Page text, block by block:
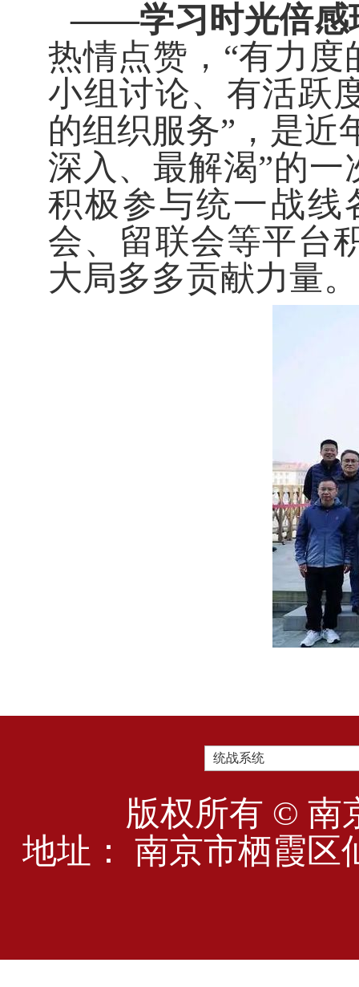
——学习时光倍感
热情点赞，“有力
小组讨论、有活跃
的组织服务”，是近
深入、最解渴”的
积极参与统一战线
会、留联会等平台
大局多多贡献力量。
统战系统
版权所有 © 南
地址： 南京市栖霞区